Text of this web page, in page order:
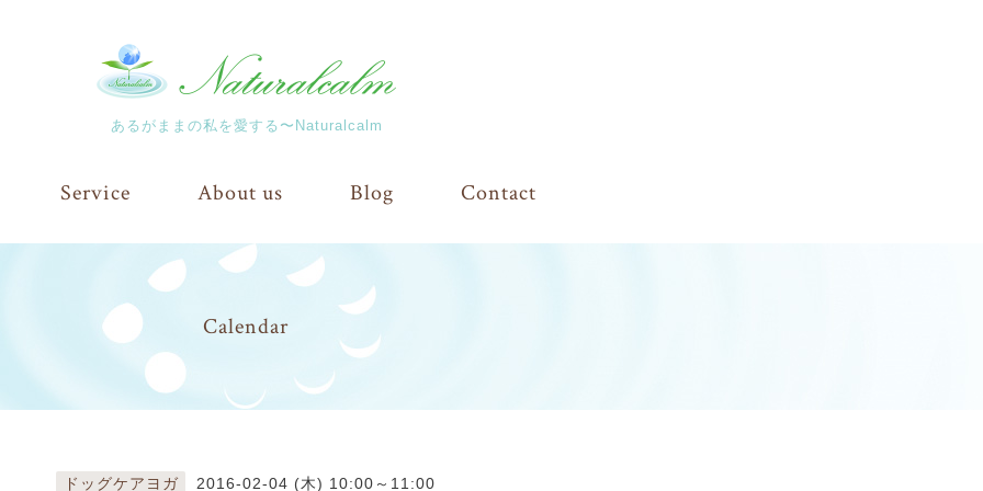
あるがままの私を愛する〜Naturalcalm
Service About us Blog Contact
Calendar
ドッグケアヨガ 2016-02-04 (木) 10:00～11:00